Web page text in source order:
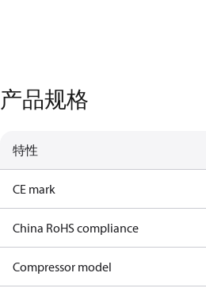
产品规格
特性
CE mark
China RoHS compliance
Compressor model